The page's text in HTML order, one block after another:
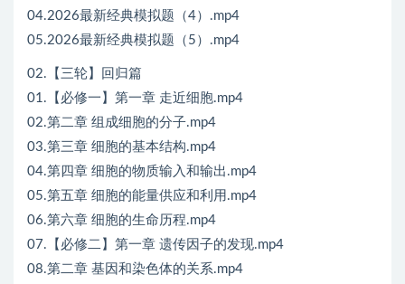
04.2026最新经典模拟题（4）.mp4
05.2026最新经典模拟题（5）.mp4
02.【三轮】回归篇
01.【必修一】第一章 走近细胞.mp4
02.第二章 组成细胞的分子.mp4
03.第三章 细胞的基本结构.mp4
04.第四章 细胞的物质输入和输出.mp4
05.第五章 细胞的能量供应和利用.mp4
06.第六章 细胞的生命历程.mp4
07.【必修二】第一章 遗传因子的发现.mp4
08.第二章 基因和染色体的关系.mp4